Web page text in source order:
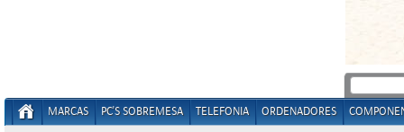
MARCAS PC'S SOBREMESA TELEFONIA ORDENADORES